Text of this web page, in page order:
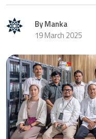
By Manka
19 March 2025